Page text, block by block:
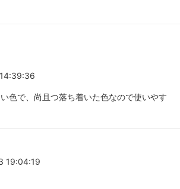
色で、尚且つ落ち着いた色なので使いやす
19:04:19